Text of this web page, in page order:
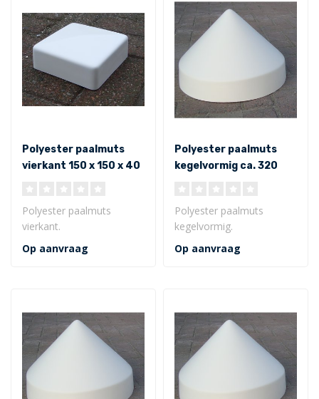
Polyester paalmuts
vierkant 150 x 150 x 40
Polyester paalmuts
vierkant.
Afmeting van 150 x 150 x
40 mm (inwendig)
Op aanvraag
Polyester paalmuts
kegelvormig ca. 320
Polyester paalmuts
kegelvormig.
Afmeting van ø 320 x 230
x 75 mm (inwendig)
Op aanvraag